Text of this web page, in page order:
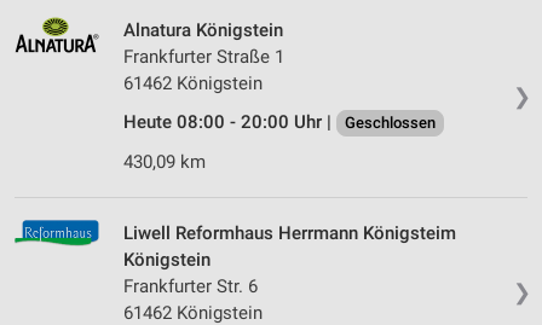
❯
Alnatura Königstein
Frankfurter Straße 1
61462 Königstein
Heute 08:00 - 20:00 Uhr |
Geschlossen
430,09 km
❯
Liwell Reformhaus Herrmann Königsteim
Königstein
Frankfurter Str. 6
61462 Königstein
Kombinationen von Daten aus verschiedenen
Quellen
Entwicklung und Verbesserung der Angebote
Verwendung reduzierter Daten zur Auswahl von
Verwendung genauer Standortdaten
Geräte anhand von aktiv angeforderten
Informationen identifizieren